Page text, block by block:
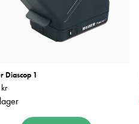
Diascop 1
699 kr